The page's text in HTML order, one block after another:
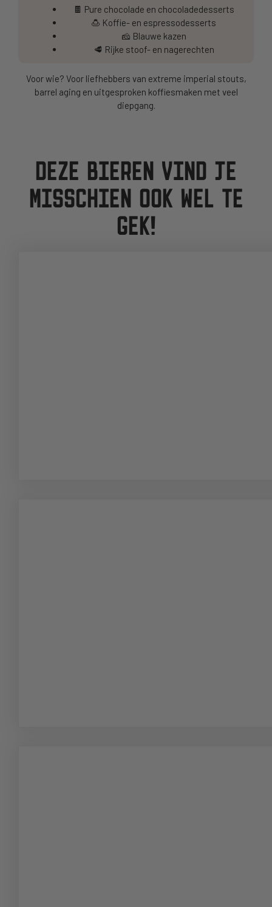
🍫 Pure chocolade en chocoladedesserts
🍮 Koffie- en espressodesserts
🧀 Blauwe kazen
🥩 Rijke stoof- en nagerechten
Voor wie? Voor liefhebbers van extreme imperial stouts,
barrel aging en uitgesproken koffiesmaken met veel
diepgang.
DEZE BIEREN VIND JE
MISSCHIEN OOK WEL TE
GEK!